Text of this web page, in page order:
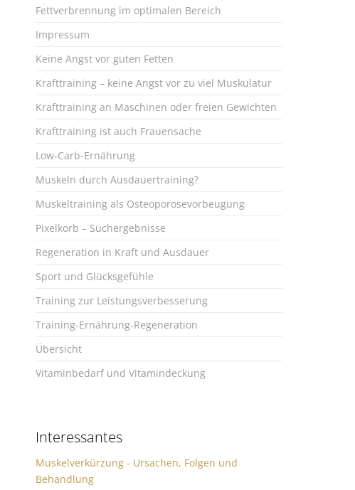
Fettverbrennung im optimalen Bereich
Impressum
Keine Angst vor guten Fetten
Krafttraining – keine Angst vor zu viel Muskulatur
Krafttraining an Maschinen oder freien Gewichten
Krafttraining ist auch Frauensache
Low-Carb-Ernährung
Muskeln durch Ausdauertraining?
Muskeltraining als Osteoporosevorbeugung
Pixelkorb – Suchergebnisse
Regeneration in Kraft und Ausdauer
Sport und Glücksgefühle
Training zur Leistungsverbesserung
Training-Ernährung-Regeneration
Übersicht
Vitaminbedarf und Vitamindeckung
Interessantes
Muskelverkürzung - Ursachen, Folgen und
Behandlung